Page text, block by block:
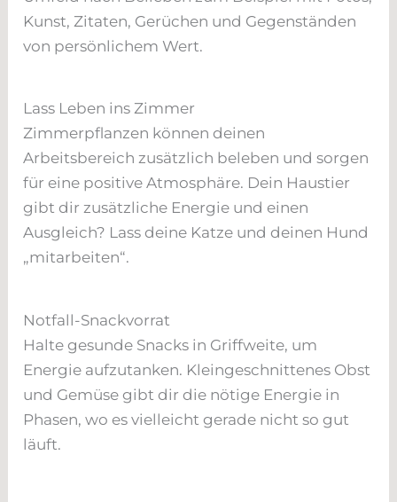
Kunst, Zitaten, Gerüchen und Gegenständen
von persönlichem Wert.
Lass Leben ins Zimmer
Zimmerpflanzen können deinen
Arbeitsbereich zusätzlich beleben und sorgen
für eine positive Atmosphäre. Dein Haustier
gibt dir zusätzliche Energie und einen
Ausgleich? Lass deine Katze und deinen Hund
„mitarbeiten“.
Notfall-Snackvorrat
Halte gesunde Snacks in Griffweite, um
Energie aufzutanken. Kleingeschnittenes Obst
und Gemüse gibt dir die nötige Energie in
Phasen, wo es vielleicht gerade nicht so gut
läuft.